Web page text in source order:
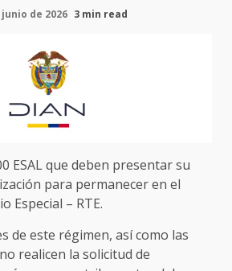
de 2026 3 min read
ESAL que deben presentar su
para permanecer en el
Especial – RTE.
de este régimen, así como las
realicen la solicitud de